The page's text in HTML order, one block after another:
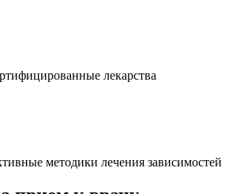
лекарства
методики лечения зависимостей